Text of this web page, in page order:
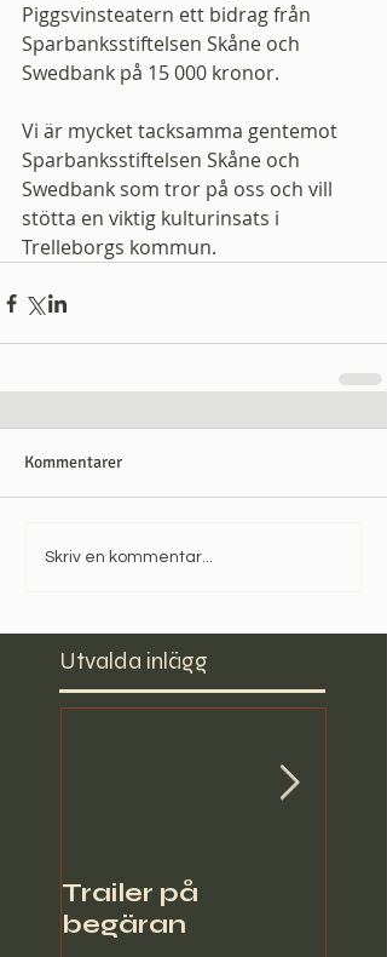
Piggsvinsteatern ett bidrag från
Sparbanksstiftelsen Skåne och
Swedbank på 15 000 kronor.
Vi är mycket tacksamma gentemot
Sparbanksstiftelsen Skåne och
Swedbank som tror på oss och vill
stötta en viktig kulturinsats i
Trelleborgs kommun.
Kommentarer
Skriv en kommentar...
Utvalda inlägg
Trailer på
begäran